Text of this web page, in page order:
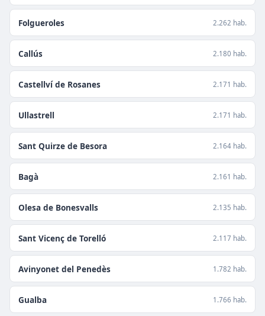
Folgueroles 2.262 hab.
Callús 2.180 hab.
Castellví de Rosanes 2.171 hab.
Ullastrell 2.171 hab.
Sant Quirze de Besora 2.164 hab.
Bagà 2.161 hab.
Olesa de Bonesvalls 2.135 hab.
Sant Vicenç de Torelló 2.117 hab.
Avinyonet del Penedès 1.782 hab.
Gualba 1.766 hab.